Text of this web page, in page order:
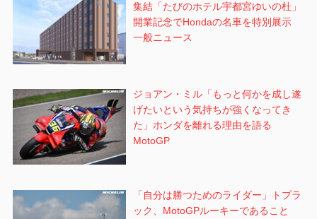
集結「たびのホテル宇都宮ゆいの杜」
開業記念でHondaの名車を特別展示
一般ニュース
ジョアン・ミル「もっと何かを成し遂
げたいという気持ちが強くなってき
た」ホンダを離れる理由を語る
MotoGP
「自分は勝つためのライダー」トプラ
ック、MotoGPルーキーであること